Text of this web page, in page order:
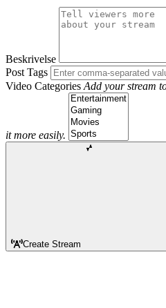
Beskrivelse
Post Tags
Video Categories Add your stream
it more easily.
Create Stream